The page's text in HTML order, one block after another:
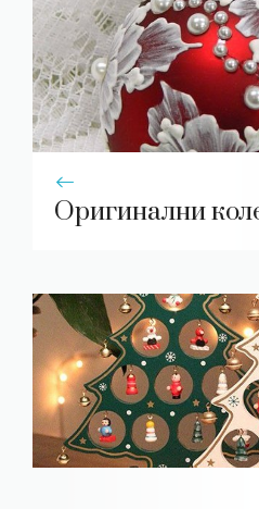
Оригинални